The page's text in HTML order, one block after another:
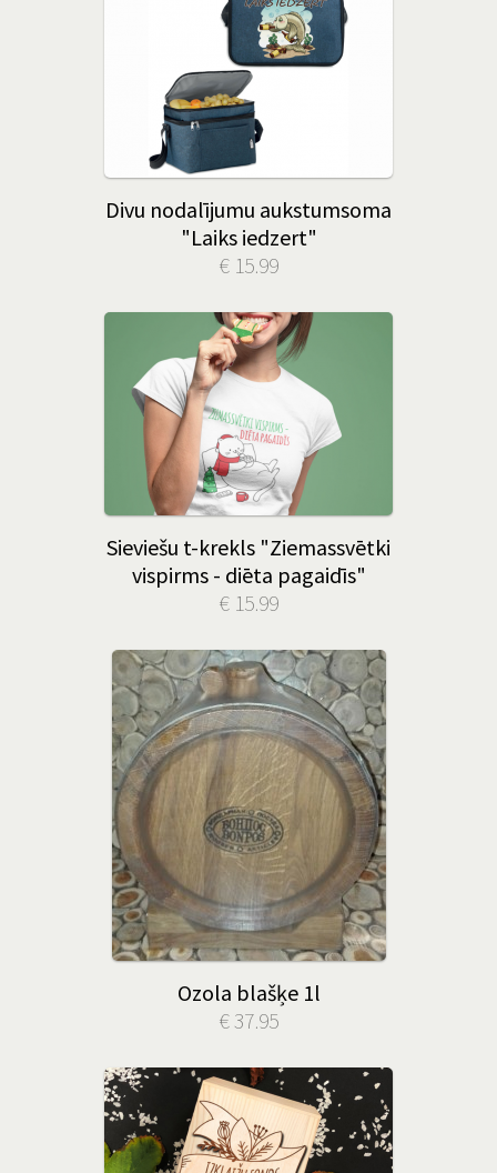
Divu nodalījumu aukstumsoma
"Laiks iedzert"
€ 15.99
Sieviešu t-krekls "Ziemassvētki
vispirms - diēta pagaidīs"
€ 15.99
Ozola blašķe 1l
€ 37.95